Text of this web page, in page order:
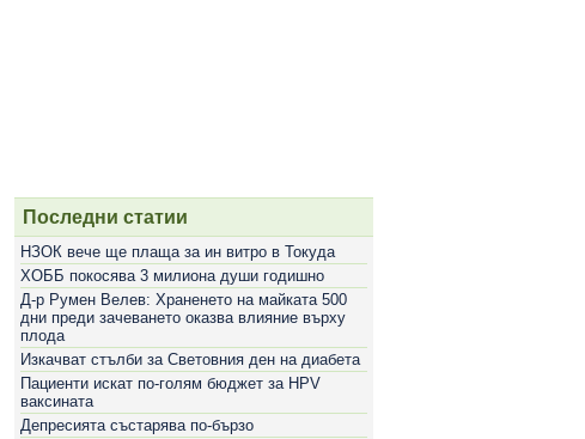
Последни статии
НЗОК вече ще плаща за ин витро в Токуда
ХОББ покосява 3 милиона души годишно
Д-р Румен Велев: Храненето на майката 500
дни преди зачеването оказва влияние върху
плода
Изкачват стълби за Световния ден на диабета
Пациенти искат по-голям бюджет за HPV
ваксината
Депресията състарява по-бързо